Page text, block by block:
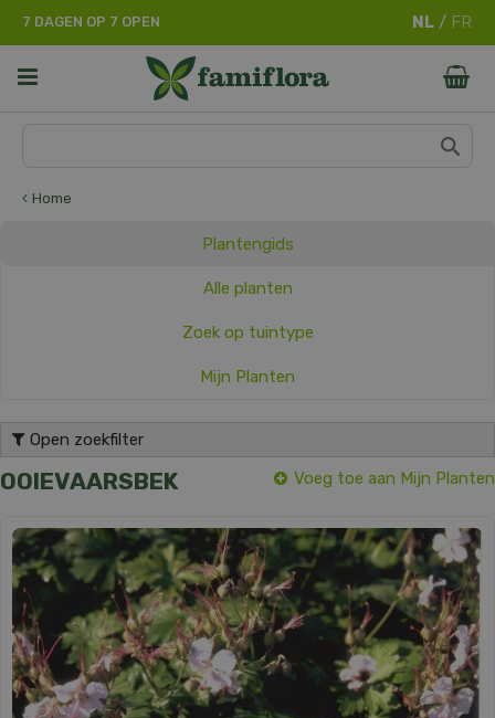
Home
7 DAGEN OP 7 OPEN
Plantengids
Alle planten
Zoek op tuintype
Mijn Planten
Open zoekfilter
OOIEVAARSBEK Voeg toe aan Mijn Planten